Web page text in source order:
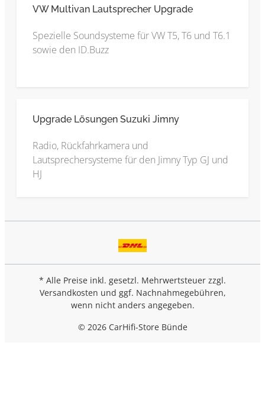
VW Multivan Lautsprecher Upgrade
Spezielle Soundsysteme für VW T5, T6 und T6.1
sowie den ID.Buzz
Upgrade Lösungen Suzuki Jimny
Radio, Rückfahrkamera und
Lautsprechersysteme für den Jimny Typ GJ und
HJ
* Alle Preise inkl. gesetzl. Mehrwertsteuer zzgl.
Versandkosten und ggf. Nachnahmegebühren,
wenn nicht anders angegeben.
© 2026 CarHifi-Store Bünde